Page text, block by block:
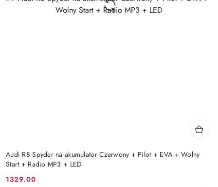
Audi R8 Spyder na akumulator Czerwony + Pilot + EVA + Wolny
Start + Radio MP3 + LED
Cena:
1329.00